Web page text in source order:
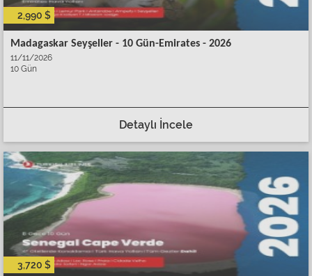
2,990 $
Madagaskar Seyşeller - 10 Gün-Emirates - 2026
11/11/2026
10 Gün
Detaylı İncele
3,720 $